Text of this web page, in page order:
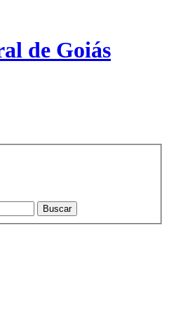
de Goiás
Buscar